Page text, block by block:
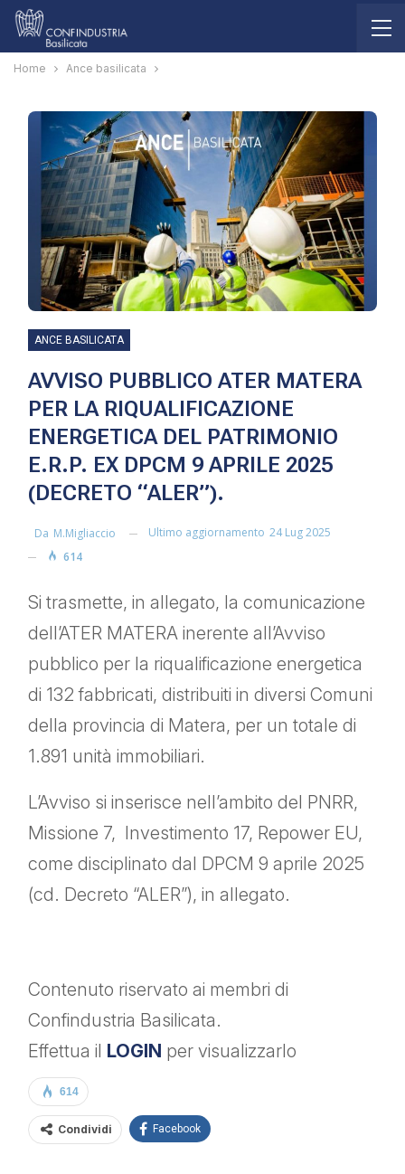
Home Ance basilicata
ANCE BASILICATA
AVVISO PUBBLICO ATER MATERA
PER LA RIQUALIFICAZIONE
ENERGETICA DEL PATRIMONIO
E.R.P. EX DPCM 9 APRILE 2025
(DECRETO “ALER”).
Da M.migliaccio Ultimo aggiornamento 24 Lug 2025
614
Si trasmette, in allegato, la comunicazione
dell’ATER MATERA inerente all’Avviso
pubblico per la riqualificazione energetica
di 132 fabbricati, distribuiti in diversi Comuni
della provincia di Matera, per un totale di
1.891 unità immobiliari.
L’Avviso si inserisce nell’ambito del PNRR,
Missione 7, Investimento 17, Repower EU,
come disciplinato dal DPCM 9 aprile 2025
(cd. Decreto “ALER”), in allegato.
Contenuto riservato ai membri di
Confindustria Basilicata.
Effettua il LOGIN per visualizzarlo
614
Condividi Facebook